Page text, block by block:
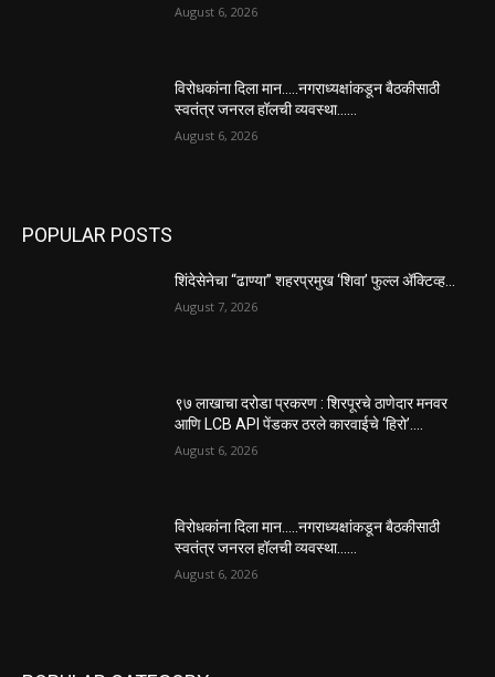
August 6, 2026
विरोधकांना दिला मान…..नगराध्यक्षांकडून बैठकीसाठी
स्वतंत्र जनरल हॉलची व्यवस्था……
August 6, 2026
POPULAR POSTS
शिंदेसेनेचा “ढाण्या” शहरप्रमुख ‘शिवा’ फुल्ल ॲक्टिव्ह…
August 7, 2026
९७ लाखाचा दरोडा प्रकरण : शिरपूरचे ठाणेदार मनवर
आणि LCB API पेंडकर ठरले कारवाईचे ‘हिरो’….
August 6, 2026
विरोधकांना दिला मान…..नगराध्यक्षांकडून बैठकीसाठी
स्वतंत्र जनरल हॉलची व्यवस्था……
August 6, 2026